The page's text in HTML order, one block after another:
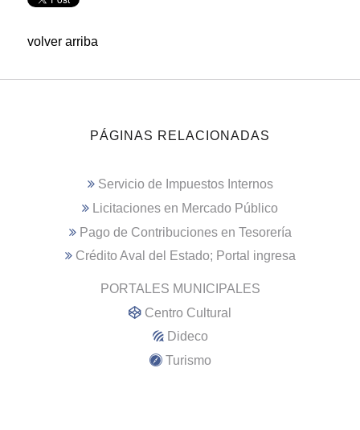
volver arriba
PÁGINAS RELACIONADAS
Servicio de Impuestos Internos
Licitaciones en Mercado Público
Pago de Contribuciones en Tesorería
Crédito Aval del Estado; Portal ingresa
PORTALES MUNICIPALES
Centro Cultural
Dideco
Turismo